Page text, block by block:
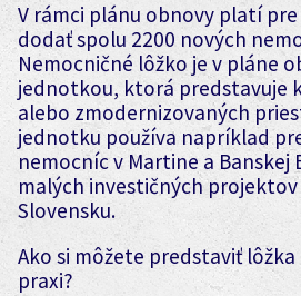
V rámci plánu obnovy platí
dodať spolu 2200 nových
Nemocničné lôžko je v pláne
jednotkou, ktorá predstavuje
alebo zmodernizovaných
jednotku používa napríklad
nemocníc v Martine a Banskej
malých investičných
Slovensku.
Ako si môžete predstaviť
praxi?